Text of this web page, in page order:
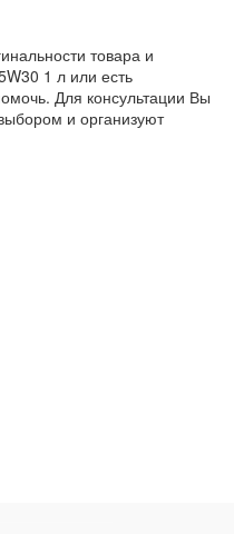
товара и
1 л или есть
Для консультации Вы
и организуют